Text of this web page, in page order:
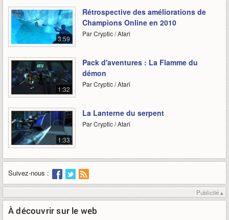
3:59
Rétrospective des améliorations de
Champions Online en 2010
Par Cryptic / Atari
1:32
Pack d'aventures : La Flamme du
démon
Par Cryptic / Atari
1:33
La Lanterne du serpent
Par Cryptic / Atari
Suivez-nous :
Publicité ▴
À découvrir sur le web